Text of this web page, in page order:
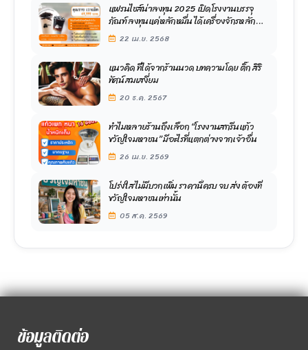
แฟรนไชส์น่าลงทุน 2025 เปิดโรงงานบรรจุ
ภัณฑ์ ลงทุนแค่หลักหมื่น ได้เครื่องจักรหลัก
ล้านหาเงินให้ทันที
22 เม.ย. 2568
แนวคิด ที่ได้จากร้านนวด บทความโดย ติ๊ก สิริ
ทัศน์ สมเสงี่ยม
20 ธ.ค. 2567
ทำไมหลายร้านถึงเลือก “โรงงานสกรีนแก้ว
ขวัญใจมหาชน” มีอะไรที่แตกต่างจากเจ้าอื่น
26 เม.ย. 2569
โปร่งใส ไม่มีบวกเพิ่ม ราคานี้ครบ จบ ส่ง ต้องที่
ขวัญใจมหาชนเท่านั้น
05 ส.ค. 2569
ข้อมูลติดต่อ